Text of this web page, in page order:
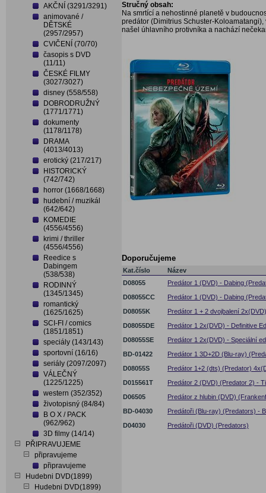
AKČNÍ (3291/3291)
animované /
DĚTSKÉ
(2957/2957)
CVIČENÍ (70/70)
časopis s DVD
(11/11)
ČESKÉ FILMY
(3027/3027)
disney (558/558)
DOBRODRUŽNÝ
(1771/1771)
dokumenty
(1178/1178)
DRAMA
(4013/4013)
erotický (217/217)
HISTORICKÝ
(742/742)
horror (1668/1668)
hudební / muzikál
(642/642)
KOMEDIE
(4556/4556)
krimi / thriller
(4556/4556)
Reedice s
Dabingem
(538/538)
RODINNÝ
(1345/1345)
romantický
(1625/1625)
SCI-FI / comics
(1851/1851)
speciály (143/143)
sportovní (16/16)
seriály (2097/2097)
VÁLEČNÝ
(1225/1225)
western (352/352)
životopisný (84/84)
B O X / PACK
(962/962)
3D filmy (14/14)
PŘIPRAVUJEME
připravujeme
připravujeme
Hudebni DVD(1899)
Hudebni DVD(1899)
Stručný obsah:
Na smrtící a nehostinné planetě v
predátor (Dimitrius Schuster-
našel úhlavního protivníka a nachází
Doporučujeme
Kat.číslo
Název
D08055
Predátor 1 (DVD) - Dabing
D08055CC
Predátor 1 (DVD) - Dabing
D08055K
Predátor 1 + 2 dvojbalení
D08055DE
Predátor 1 2x(DVD) - Definitive
D08055SE
Predátor 1 2x(DVD) - Speciální
BD-01422
Predátor 1 3D+2D (Blu-ray)
D08055S
Predátor 1+2 (dts) (Predator)
D015561T
Predátor 2 (DVD) (Predator 2) -
D06505
Predátor z hlubin (DVD)
BD-04030
Predátoři (Blu-ray) (Predators) -
D04030
Predátoři (DVD) (Predators)